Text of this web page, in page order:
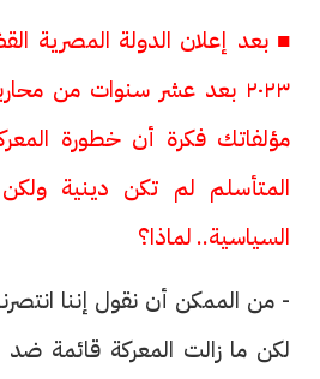
■ بعد إعلان الدولة المصرية
٢٠٢٣ بعد عشر سنوات من
مؤلفاتك فكرة أن خطورة
المتأسلم لم تكن دينية
السياسية.. لماذا؟
- من الممكن أن نقول إننا
لكن ما زالت المعركة قائمة